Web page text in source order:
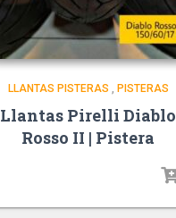
LLANTAS PISTERAS PISTERAS
Llantas Pirelli Diablo
Rosso II | Pistera